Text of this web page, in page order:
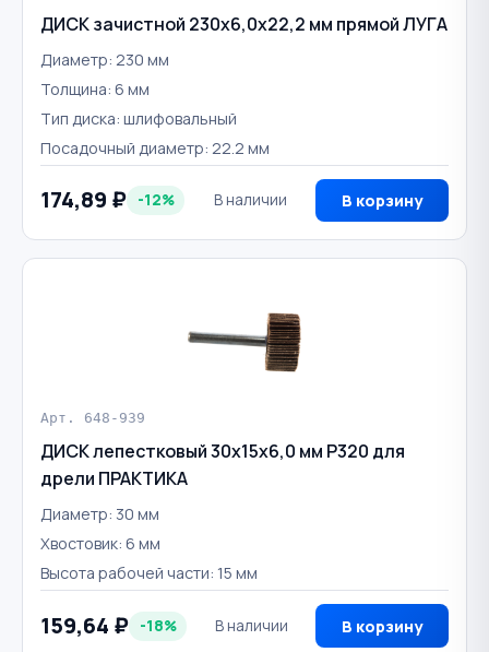
ДИСК зачистной 230х6,0х22,2 мм прямой ЛУГА
Диаметр: 230 мм
Толщина: 6 мм
Тип диска: шлифовальный
Посадочный диаметр: 22.2 мм
174,89 ₽ -12% В наличии В корзину
Арт. 648-939
ДИСК лепестковый 30х15х6,0 мм Р320 для
дрели ПРАКТИКА
Диаметр: 30 мм
Хвостовик: 6 мм
Высота рабочей части: 15 мм
159,64 ₽ -18% В наличии В корзину